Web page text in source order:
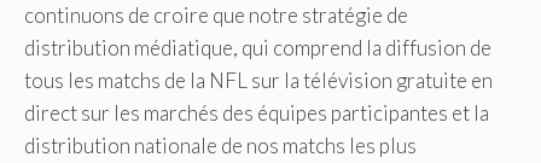
continuons de croire que notre stratégie de
distribution médiatique, qui comprend la diffusion de
tous les matchs de la NFL sur la télévision gratuite en
direct sur les marchés des équipes participantes et la
distribution nationale de nos matchs les plus